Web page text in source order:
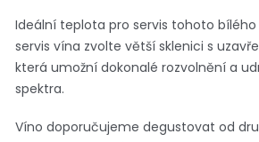
Ideální teplota pro servis tohoto bílého
servis vína zvolte větší sklenici s
která umožní dokonalé rozvolnění a
spektra.
Víno doporučujeme degustovat od